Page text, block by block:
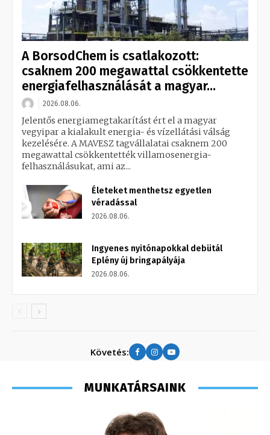
A BorsodChem is csatlakozott:
csaknem 200 megawattal csökkentette
energiafelhasználását a magyar...
2026.08.06.
Jelentős energiamegtakarítást ért el a magyar
vegyipar a kialakult energia- és vízellátási válság
kezelésére. A MAVESZ tagvállalatai csaknem 200
megawattal csökkentették villamosenergia-
felhasználásukat, ami az...
Életeket menthetsz egyetlen
véradással
2026.08.06.
Ingyenes nyitónapokkal debütál
Eplény új bringapályája
2026.08.06.
Követés:
MUNKATÁRSAINK